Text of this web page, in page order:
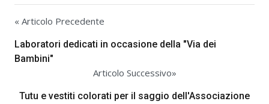
« Articolo Precedente
Laboratori dedicati in occasione della "Via dei
Bambini"
Articolo Successivo»
Tutu e vestiti colorati per il saggio dell'Associazione